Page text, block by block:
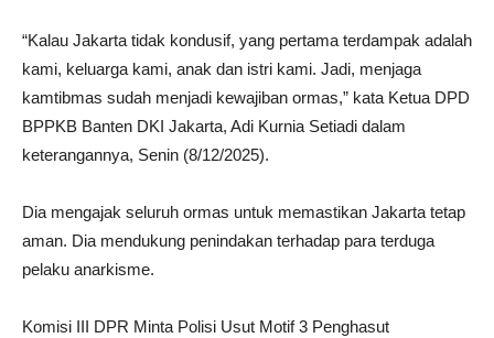
“Kalau Jakarta tidak kondusif, yang pertama terdampak adalah
kami, keluarga kami, anak dan istri kami. Jadi, menjaga
kamtibmas sudah menjadi kewajiban ormas,” kata Ketua DPD
BPPKB Banten DKI Jakarta, Adi Kurnia Setiadi dalam
keterangannya, Senin (8/12/2025).
Dia mengajak seluruh ormas untuk memastikan Jakarta tetap
aman. Dia mendukung penindakan terhadap para terduga
pelaku anarkisme.
Komisi III DPR Minta Polisi Usut Motif 3 Penghasut